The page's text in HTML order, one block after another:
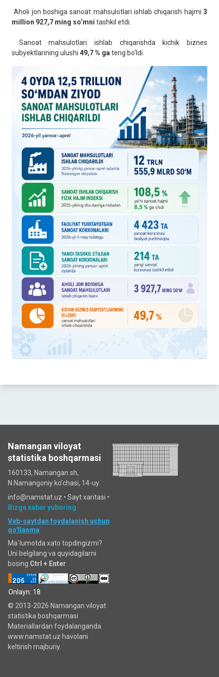
Aholi jon boshiga sanoat mahsulotlari ishlab chiqarish hajmi 3
million 927,7 ming so‘mni tashkil etdi.
Sanoat mahsulotlari ishlab chiqarishda kichik biznes
subyektlarining ulushi 49,7 % ga teng bo‘ldi.
Namangan viloyat
statistika boshqarmasi
160133, Namangan sh,
N.Namangoniy ko'chasi, 14-uy.
info@namstat.uz • Sayt xaritasi •
Bizga xabar yuboring
Veb-saytdan foydalanish uchun
qo'llanma
Ma`lumotda xato topdingizmi?
Uni belgilang va quyidagilarni
bosing Ctrl + Enter
Onlayn: 18
© 2013-2026 Namangan viloyat
statistika boshqarmasi
Materiallardan foydalanganda
www.namstat.uz havolani
keltirish majburiy.